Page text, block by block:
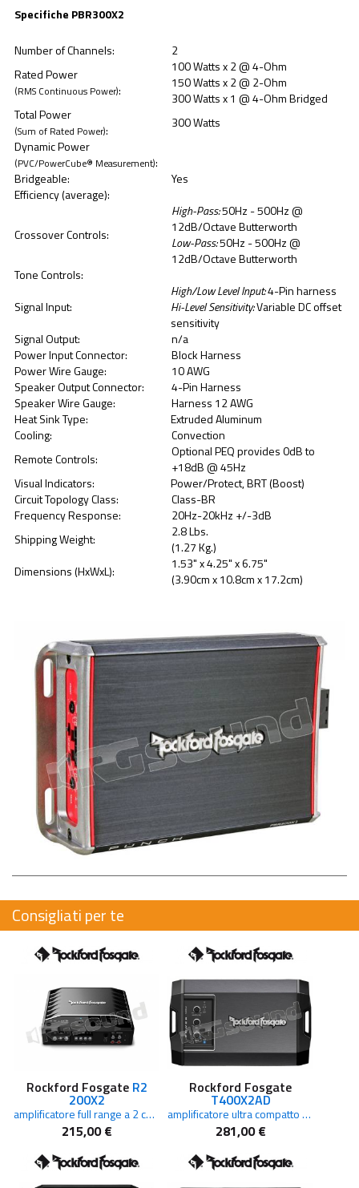
Specifiche PBR300X2
Number of Channels:
2
Rated Power
(RMS Continuous Power):
100 Watts x 2 @ 4-Ohm
150 Watts x 2 @ 2-Ohm
300 Watts x 1 @ 4-Ohm Bridged
Total Power
(Sum of Rated Power):
300 Watts
Dynamic Power
(PVC/PowerCube® Measurement):
Bridgeable:
Yes
Efficiency (average):
Crossover Controls:
High-Pass:50Hz - 500Hz @
12dB/Octave Butterworth
Low-Pass:50Hz - 500Hz @
12dB/Octave Butterworth
Tone Controls:
Signal Input:
High/Low Level Input:4-Pin harness
Hi-Level Sensitivity:Variable DC offset
sensitivity
Signal Output:
n/a
Power Input Connector:
Block Harness
Power Wire Gauge:
10 AWG
Speaker Output Connector:
4-Pin Harness
Speaker Wire Gauge:
Harness 12 AWG
Heat Sink Type:
Extruded Aluminum
Cooling:
Convection
Remote Controls:
Optional PEQ provides 0dB to
+18dB @ 45Hz
Visual Indicators:
Power/Protect, BRT (Boost)
Circuit Topology Class:
Class-BR
Frequency Response:
20Hz-20kHz +/-3dB
Shipping Weight:
2.8 Lbs.
(1.27 Kg.)
Dimensions (HxWxL):
1.53" x 4.25" x 6.75"
(3.90cm x 10.8cm x 17.2cm)
Consigliati per te
Rockford Fosgate R2
200X2
amplificatore full range a 2 canali
215,00 €
Rockford Fosgate
T400X2AD
amplificatore ultra compatto Power Micro Series
281,00 €